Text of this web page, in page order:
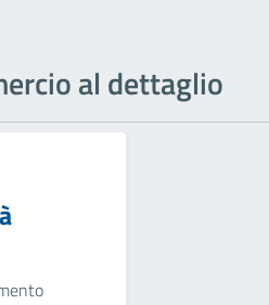
al dettaglio